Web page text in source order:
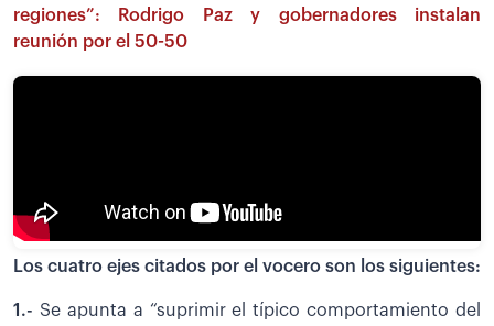
regiones”: Rodrigo Paz y gobernadores instalan
reunión por el 50-50
Los cuatro ejes citados por el vocero son los siguientes:
1.- Se apunta a “suprimir el típico comportamiento del